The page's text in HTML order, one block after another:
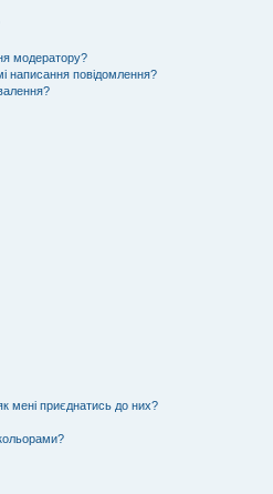
модератору?
написання повідомлення?
мені приєднатись до них?